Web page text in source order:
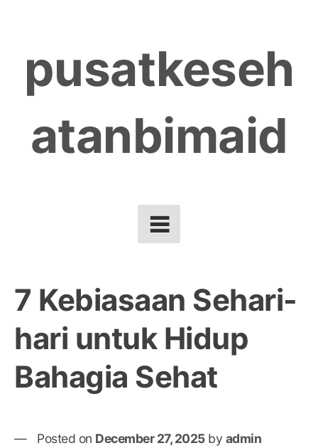
content
pusatkeseh
atanbimaid
7 Kebiasaan Sehari-
hari untuk Hidup
Bahagia Sehat
Posted on December 27, 2025by admin